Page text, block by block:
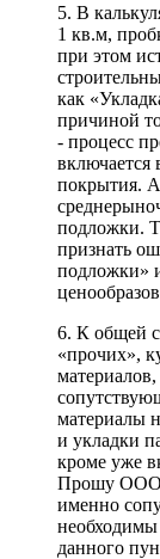
5. В
1 кв.м,
при этом
как
причиной
- процесс
включается
покрытия.
подложки.
признать
подложки»
6. К общей
«прочих»,
материалы
и укладки
кроме уже
Прошу ООО
именно
данного